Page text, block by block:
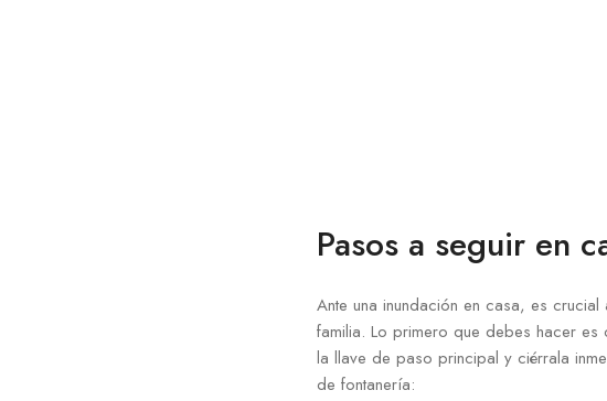
Pasos a seguir en
Ante una inundación en casa, es
familia. Lo primero que debes hacer es
la llave de paso principal y ciérrala
de fontanería: